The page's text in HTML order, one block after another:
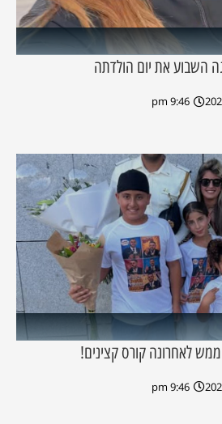
השבוע את יום הולדתה
9:46 pm
לאחרונה קורס קצינים!
9:46 pm